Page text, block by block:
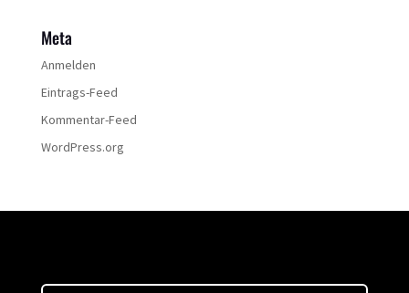
Meta
Anmelden
Eintrags-Feed
Kommentar-Feed
WordPress.org